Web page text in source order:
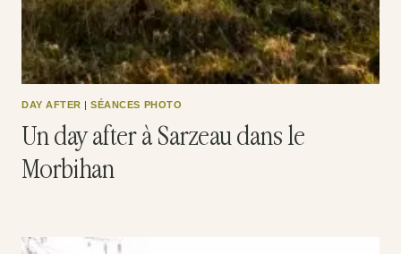
DAY AFTER |SÉANCES PHOTO
Un day after à Sarzeau dans le
Morbihan